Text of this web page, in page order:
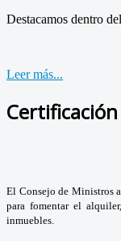
Destacamos dentro
Leer más...
El Consejo de Ministros
para fomentar el
inmuebles.